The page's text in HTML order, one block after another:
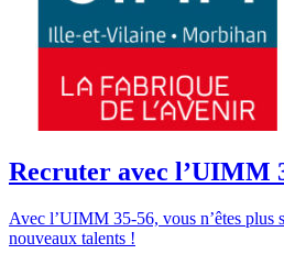
Recruter avec l’UIMM
Avec l’UIMM 35-56, vous n’êtes plus
nouveaux talents !